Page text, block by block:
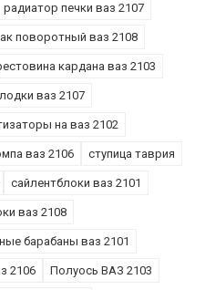
радиатор печки ваз 2107
поворотный ваз 2108
кардана ваз 2103
ваз 2107
на ваз 2102
ваз 2106 ступица таврия
сайлентблоки ваз 2101
ваз 2108
барабаны ваз 2101
2106 Полуось ВАЗ 2103